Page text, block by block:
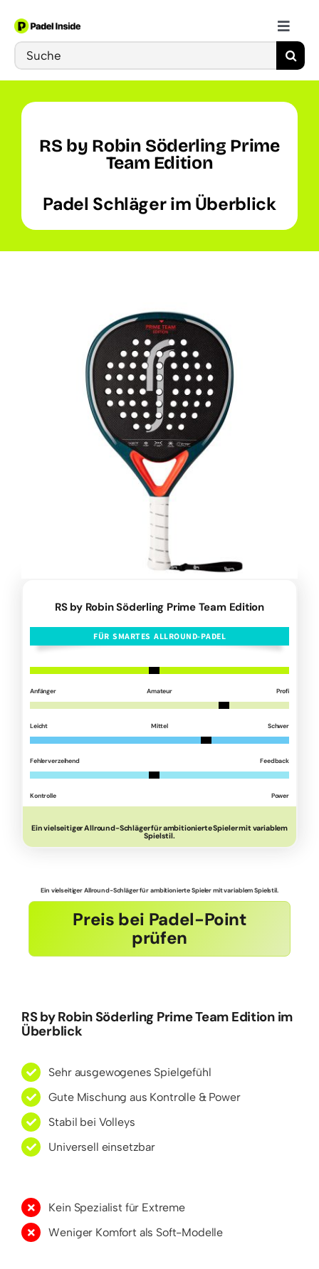
content
Toggle
Schläger
Bälle
Schuhe
Training
Search
for:
RS by Robin Söderling Prime
Team Edition
Padel Schläger im Überblick
RS by Robin Söderling Prime Team Edition
FÜR SMARTES ALLROUND-PADEL
Anfänger Amateur Profi
Leicht Mittel Schwer
Fehlerverzeihend Feedback
Kontrolle Power
Ein vielseitiger Allround-Schläger für ambitionierte Spieler mit variablem
Spielstil.
Ein vielseitiger Allround-Schläger für ambitionierte Spieler mit variablem Spielstil.
Preis bei Padel-Point
prüfen
RS by Robin Söderling Prime Team Edition im
Überblick
Sehr ausgewogenes Spielgefühl
Gute Mischung aus Kontrolle & Power
Stabil bei Volleys
Universell einsetzbar
Kein Spezialist für Extreme
Weniger Komfort als Soft-Modelle